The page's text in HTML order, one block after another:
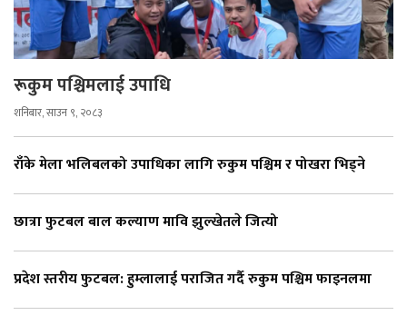
रूकुम पश्चिमलाई उपाधि
शनिबार, साउन ९, २०८३
राँके मेला भलिबलको उपाधिका लागि रुकुम पश्चिम र पोखरा भिड्ने
छात्रा फुटबल बाल कल्याण मावि झुल्खेतले जित्यो
प्रदेश स्तरीय फुटबल: हुम्लालाई पराजित गर्दै रुकुम पश्चिम फाइनलमा